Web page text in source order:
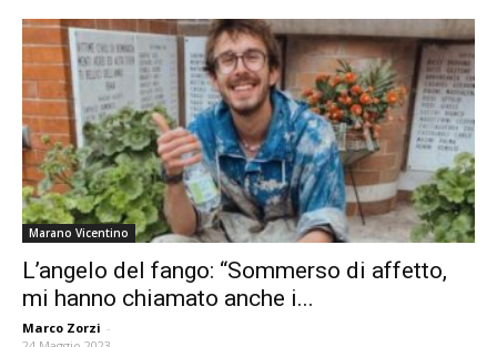
Marano Vicentino
L’angelo del fango: “Sommerso di affetto,
mi hanno chiamato anche i...
Marco Zorzi -